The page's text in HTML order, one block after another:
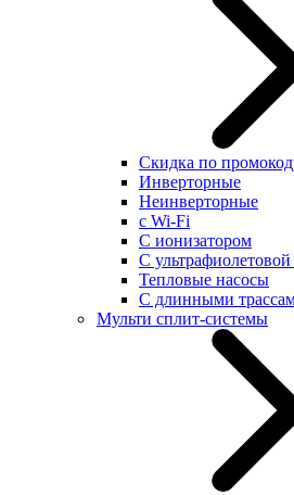
Скидка по
Инверторные
Неинверторные
с Wi-Fi
С ионизатором
С
Тепловые насосы
С длинными
Мульти сплит-системы